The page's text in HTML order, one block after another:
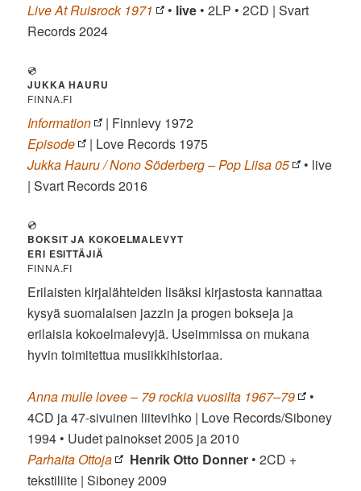
Live At Ruisrock 1971
• live • 2LP • 2CD | Svart
Records 2024
💿
JUKKA HAURU
FINNA.FI
Information
| Finnlevy 1972
Episode
| Love Records 1975
Jukka Hauru / Nono Söderberg – Pop Liisa 05
• live
| Svart Records 2016
💿
BOKSIT JA KOKOELMALEVYT
ERI ESITTÄJIÄ
FINNA.FI
Erilaisten kirjalähteiden lisäksi kirjastosta kannattaa
kysyä suomalaisen jazzin ja progen bokseja ja
erilaisia kokoelmalevyjä. Useimmissa on mukana
hyvin toimitettua musiikkihistoriaa.
Anna mulle lovee – 79 rockia vuosilta 1967–79
•
4CD ja 47-sivuinen liitevihko | Love Records/Siboney
1994 • Uudet painokset 2005 ja 2010
Parhaita Ottoja
Henrik Otto Donner • 2CD +
tekstiliite | Siboney 2009